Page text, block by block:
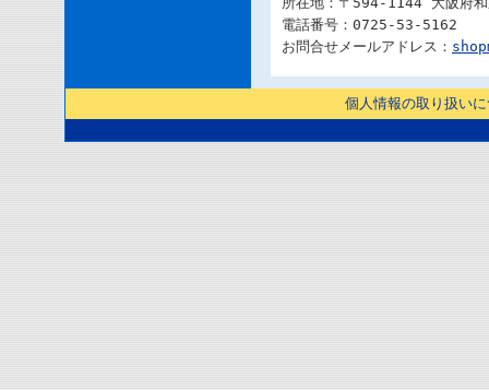
電話番号：0725-53-5162
お問合せメールアドレス：
個人情報の取り扱い